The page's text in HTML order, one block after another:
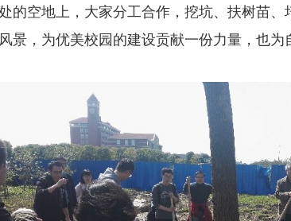
的空地上，大家分工合作，挖坑、扶树苗
景，为优美校园的建设贡献一份力量，也为